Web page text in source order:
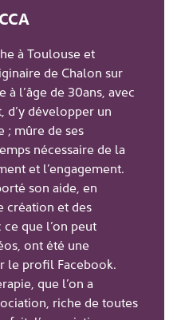
à Toulouse et
de Chalon sur
l’âge de 30ans, avec
d’y développer un
; mûre de ses
nécessaire de la
et l’engagement.
son aide, en
création et des
que l’on peut
ont été une
le profil Facebook.
que l’on a
riche de toutes